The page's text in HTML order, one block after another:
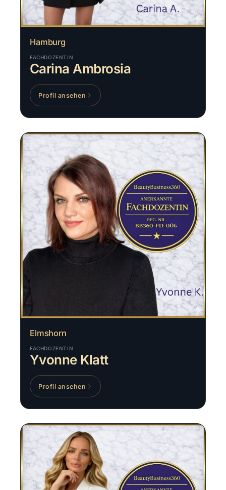
Hamburg
FACHDOZENTIN
Carina Ambrosia
Profil ansehen
Elmshorn
FACHDOZENTIN
Yvonne Klatt
Profil ansehen